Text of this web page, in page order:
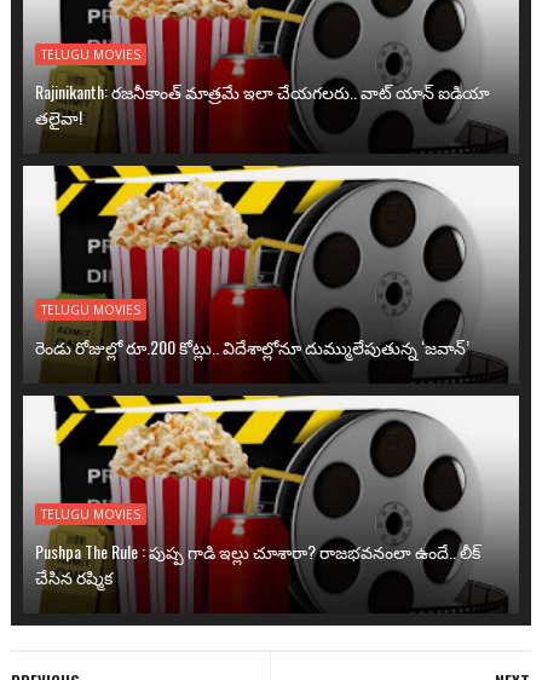
TELUGU MOVIES
Rajinikanth: రజనీకాంత్ మాత్రమే ఇలా చేయగలరు.. వాట్ యాన్ ఐడియా
తలైవా!
TELUGU MOVIES
రెండు రోజుల్లో రూ.200 కోట్లు.. విదేశాల్లోనూ దుమ్ములేపుతున్న ‘జవాన్’
TELUGU MOVIES
Pushpa The Rule : పుష్ప గాడి ఇల్లు చూశారా? రాజభవనంలా ఉందే.. లీక్
చేసిన రష్మిక